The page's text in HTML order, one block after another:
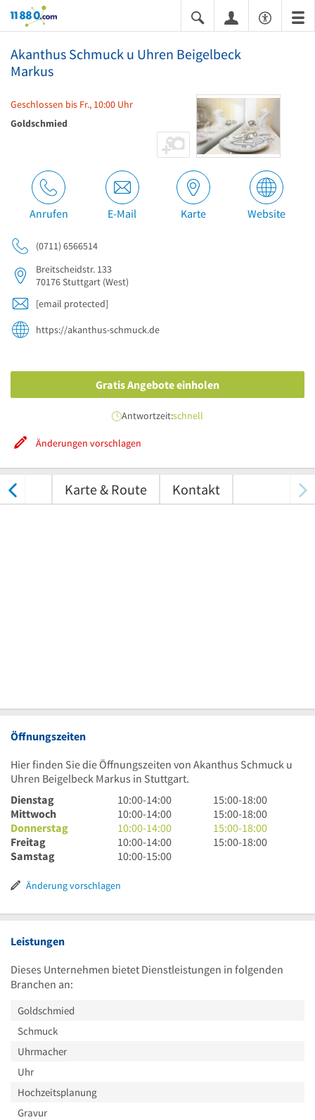
11880.com
Akanthus Schmuck u Uhren Beigelbeck
Markus
Geschlossen bis Fr., 10:00 Uhr
Goldschmied
Anrufen E-Mail Karte Website
(0711) 6566514
Breitscheidstr. 133
70176Stuttgart (West)
[email protected]
https://akanthus-schmuck.de
Gratis Angebote einholen
Antwortzeit:schnell
Änderungen vorschlagen
Karte & Route Kontakt
Öffnungszeiten
Hier finden Sie die Öffnungszeiten von Akanthus Schmuck u
Uhren Beigelbeck Markus in Stuttgart.
Dienstag
10
Uhr
bis
14
Uhr
10:00-14:00
15
Uhr
bis
18
15:00-18:00
Mittwoch
10
Uhr
bis
14
10:00-14:00
15
Uhr
bis
15:00-18:00
Donnerstag
10
Uhr
bis
Uhr
10:00-14:00
15
Uhr
15:00-18:00
Freitag
10
Uhr
14
10:00-14:00
15
15:00-18:00
Samstag
10
bis
Uhr
10:00-15:00
Änderung vorschlagen
Leistungen
Dieses Unternehmen bietet Dienstleistungen in folgenden
Branchen an:
Goldschmied
Schmuck
Uhrmacher
Uhr
Hochzeitsplanung
Gravur